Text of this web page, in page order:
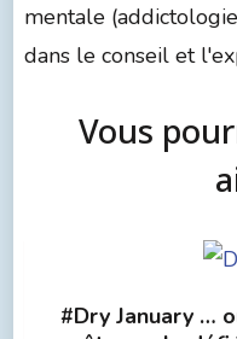
mentale
dans le conseil et
Vous
#Dry January …